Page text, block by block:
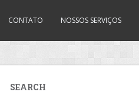
CONTATO NOSSOS SERVIÇOS
SEARCH